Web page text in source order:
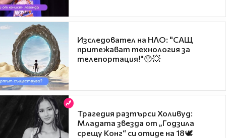
Изследовател на НЛО: "САЩ
притежават технология за
телепортация!"😯💥
Трагедия разтърси Холивуд:
Младата звезда от „Годзила
срещу Конг“ си отиде на 18🕊️